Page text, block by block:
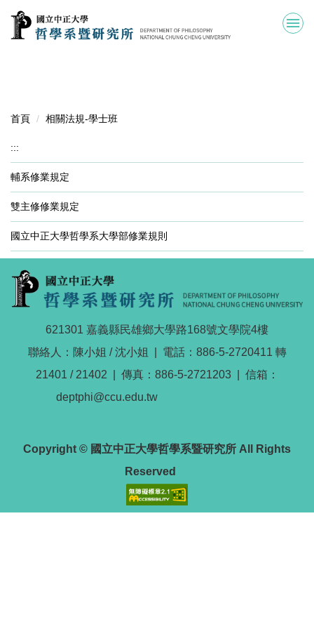
到
主
首頁
相關法規-學士班
:::
輔系修業規定
雙主修修業規定
國立中正大學哲學系大學部修業規則
621301 嘉義縣民雄鄉大學路168號文學院4樓
聯絡人：陳小姐 / 沈小姐 | 電話：886-5-2720411 轉
21401 / 21402 | 傳真：886-5-2721203 | 信箱：
deptphi@ccu.edu.tw
Copyright © 國立中正大學哲學系暨研究所 All Rights
Reserved